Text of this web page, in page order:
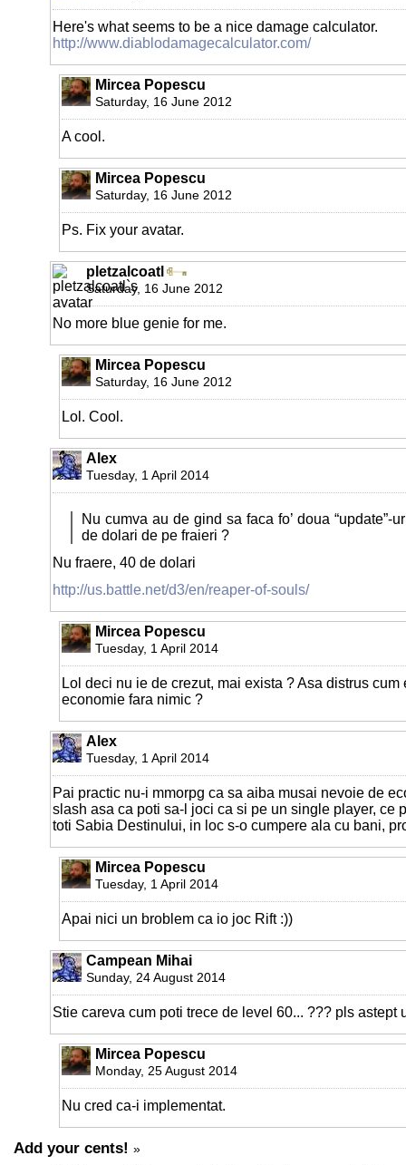
Here's what seems to be a nice damage calculator.
http://www.diablodamagecalculator.com/
Mircea Popescu
Saturday, 16 June 2012
A cool.
Mircea Popescu
Saturday, 16 June 2012
Ps. Fix your avatar.
pletzalcoatl
Saturday, 16 June 2012
No more blue genie for me.
Mircea Popescu
Saturday, 16 June 2012
Lol. Cool.
Alex
Tuesday, 1 April 2014
Nu cumva au de gind sa faca fo’ doua “update”-
de dolari de pe fraieri ?
Nu fraere, 40 de dolari
http://us.battle.net/d3/en/reaper-of-souls/
Mircea Popescu
Tuesday, 1 April 2014
Lol deci nu ie de crezut, mai exista ? Asa distrus cum
economie fara nimic ?
Alex
Tuesday, 1 April 2014
Pai practic nu-i mmorpg ca sa aiba musai nevoie de
slash asa ca poti sa-l joci ca si pe un single player, ce
toti Sabia Destinului, in loc s-o cumpere ala cu bani,
Mircea Popescu
Tuesday, 1 April 2014
Apai nici un broblem ca io joc Rift :))
Campean Mihai
Sunday, 24 August 2014
Stie careva cum poti trece de level 60... ??? pls astept
Mircea Popescu
Monday, 25 August 2014
Nu cred ca-i implementat.
Add your cents! »